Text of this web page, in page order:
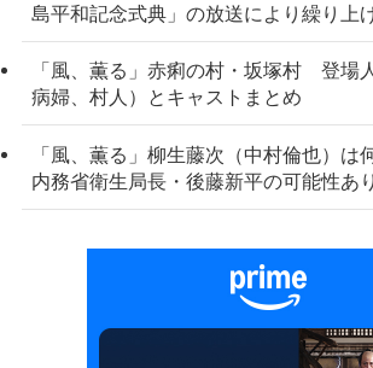
島平和記念式典」の放送により繰り上
「風、薫る」赤痢の村・坂塚村 登場
病婦、村人）とキャストまとめ
「風、薫る」柳生藤次（中村倫也）は
内務省衛生局長・後藤新平の可能性あ